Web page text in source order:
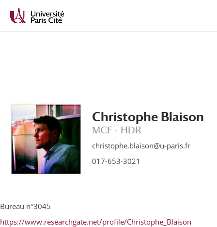
contenu
Christophe Blaison
MCF - HDR
christophe.blaison@u-paris.fr
017-653-3021
Bureau n°3045
https://www.researchgate.net/profile/Christophe_Blaison